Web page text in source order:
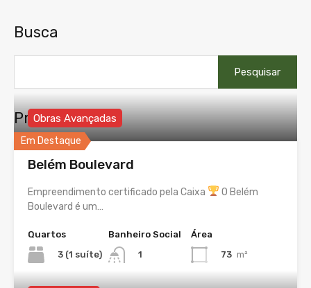
Busca
por:
Propriedades
Em Destaque
Obras Avançadas
Belém Boulevard
Empreendimento certificado pela Caixa
O Belém
Boulevard é um…
Quartos
3 (1 suíte)
Banheiro Social
1
Área
73 m²